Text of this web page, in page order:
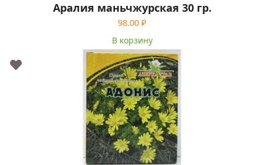
Аралия маньчжурская 30 гр.
98.00 ₽
В корзину